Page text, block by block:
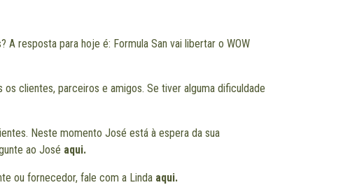
resposta para hoje é: Formula San vai libertar o WOW
clientes, parceiros e amigos. Se tiver alguma dificuldade
Neste momento José está à espera da sua
ao José aqui.
ou fornecedor, fale com a Linda aqui.